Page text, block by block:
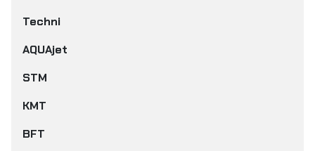
Techni
AQUAjet
STM
KMT
BFT